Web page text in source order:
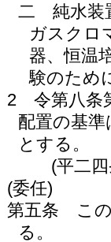
二
純水装
ガスクロ
器、恒温
験のため
2
令第八条
配置の基
とする。
(平二
(委任)
第五条
こ
る。